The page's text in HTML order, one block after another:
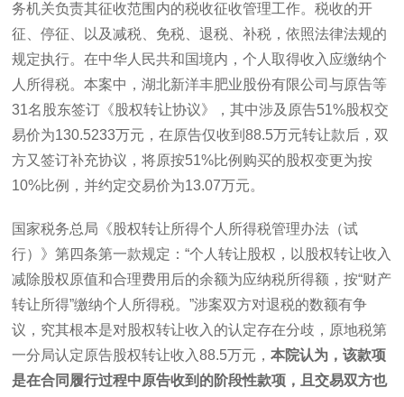
务机关负责其征收范围内的税收征收管理工作。税收的开
征、停征、以及减税、免税、退税、补税，依照法律法规的
规定执行。在中华人民共和国境内，个人取得收入应缴纳个
人所得税。本案中，湖北新洋丰肥业股份有限公司与原告等
31名股东签订《股权转让协议》，其中涉及原告51%股权交
易价为130.5233万元，在原告仅收到88.5万元转让款后，双
方又签订补充协议，将原按51%比例购买的股权变更为按
10%比例，并约定交易价为13.07万元。
国家税务总局《股权转让所得个人所得税管理办法（试
行）》第四条第一款规定：“个人转让股权，以股权转让收入
减除股权原值和合理费用后的余额为应纳税所得额，按“财产
转让所得”缴纳个人所得税。”涉案双方对退税的数额有争
议，究其根本是对股权转让收入的认定存在分歧，原地税第
一分局认定原告股权转让收入88.5万元，本院认为，该款项
是在合同履行过程中原告收到的阶段性款项，且交易双方也